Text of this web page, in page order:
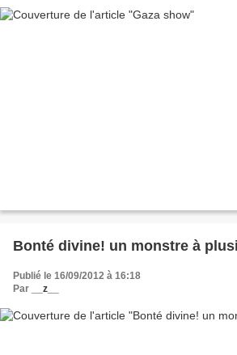
Bonté divine! un monstre à
Publié le 16/09/2012 à 16:18
Par
__z__